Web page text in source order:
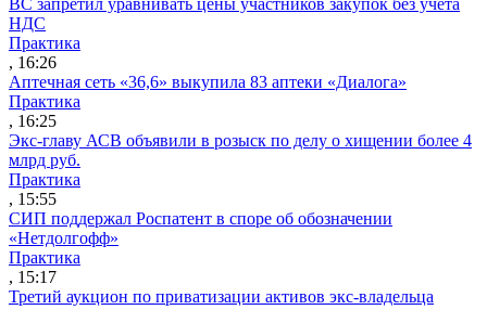
НДС
Практика
, 16:26
Аптечная сеть «36,6» выкупила 83 аптеки «Диалога»
Практика
, 16:25
Экс-главу АСВ объявили в розыск по делу о хищении более 4
млрд руб.
Практика
, 15:55
СИП поддержал Роспатент в споре об обозначении
«Нетдолгофф»
Практика
, 15:17
Третий аукцион по приватизации активов экс-владельца